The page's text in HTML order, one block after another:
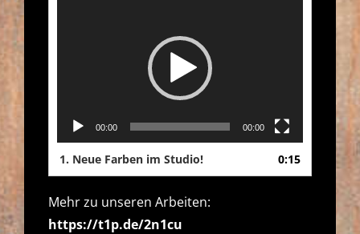
00:00 00:00
1. Neue Farben im Studio! 0:15
Mehr zu unseren Arbeiten:
https://t1p.de/2n1cu